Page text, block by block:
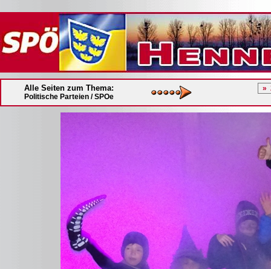
Alle Seiten zum Thema:
Politische Parteien / SPOe